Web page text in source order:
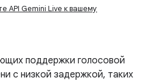
API Gemini Live к вашему
поддержки голосовой
с низкой задержкой, таких